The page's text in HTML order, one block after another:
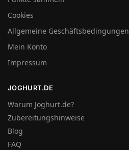
Cookies
Allgemeine Geschäftsbedingungen
Mein Konto
Impressum
JOGHURT.DE
Warum Joghurt.de?
Zubereitungshinweise
Blog
FAQ